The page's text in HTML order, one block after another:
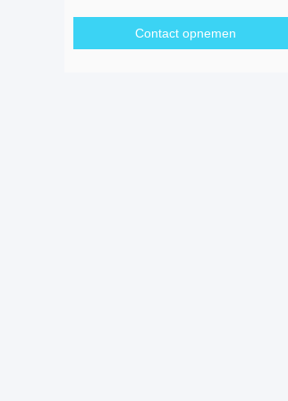
Contact opnemen